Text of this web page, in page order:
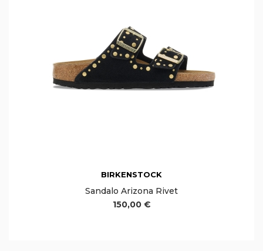
BIRKENSTOCK
Sandalo Arizona Rivet
150,00 €